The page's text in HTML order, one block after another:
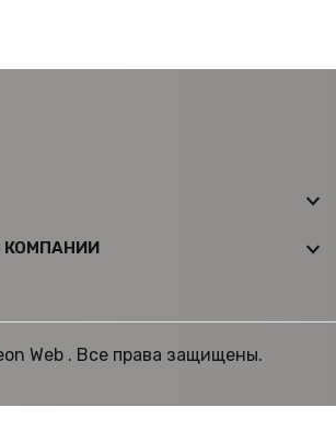
Web . Все права защищены.